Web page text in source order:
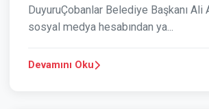
DuyuruÇobanlar Belediye Başkanı Ali
sosyal medya hesabından ya...
Devamını Oku